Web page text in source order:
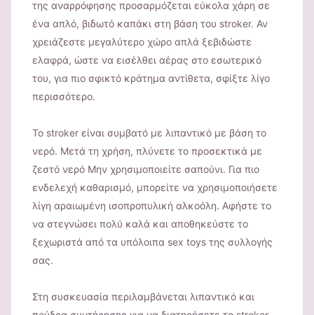
της αναρρόφησης προσαρμόζεται εύκολα χάρη σε
ένα απλό, βιδωτό καπάκι στη βάση του stroker. Αν
χρειάζεστε μεγαλύτερο χώρο απλά ξεβιδώστε
ελαφρά, ώστε να εισέλθει αέρας στο εσωτερικό
του, για πιο σφικτό κράτημα αντίθετα, σφίξτε λίγο
περισσότερο.
Το stroker είναι συμβατό με λιπαντικό με βάση το
νερό. Μετά τη χρήση, πλύνετε το προσεκτικά με
ζεστό νερό Μην χρησιμοποιείτε σαπούνι. Για πιο
ενδελεχή καθαρισμό, μπορείτε να χρησιμοποιήσετε
λίγη αραιωμένη ισοπροπυλική αλκοόλη. Αφήστε το
να στεγνώσει πολύ καλά και αποθηκεύστε το
ξεχωριστά από τα υπόλοιπα sex toys της συλλογής
σας.
Στη συσκευασία περιλαμβάνεται λιπαντικό και